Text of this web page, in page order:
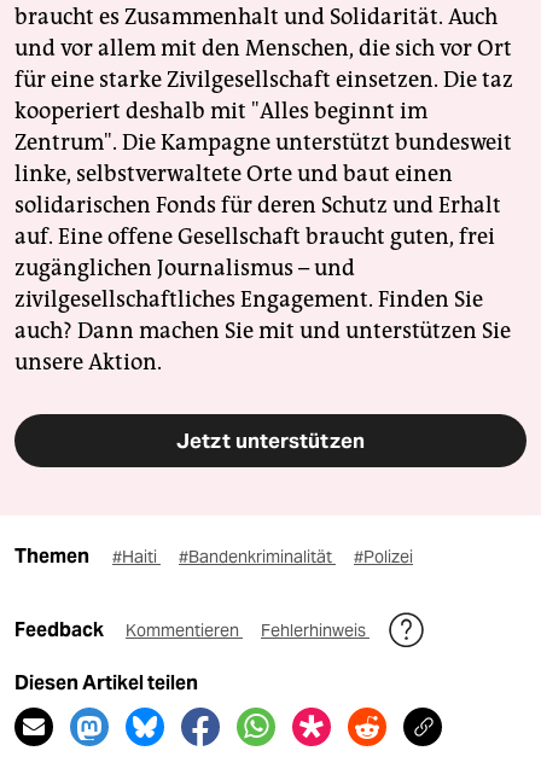
braucht es Zusammenhalt und Solidarität. Auch
und vor allem mit den Menschen, die sich vor Ort
für eine starke Zivilgesellschaft einsetzen. Die taz
kooperiert deshalb mit "Alles beginnt im
Zentrum". Die Kampagne unterstützt bundesweit
linke, selbstverwaltete Orte und baut einen
solidarischen Fonds für deren Schutz und Erhalt
auf. Eine offene Gesellschaft braucht guten, frei
zugänglichen Journalismus – und
zivilgesellschaftliches Engagement. Finden Sie
auch? Dann machen Sie mit und unterstützen Sie
unsere Aktion.
Jetzt unterstützen
Themen #Haiti #Bandenkriminalität #Polizei
Feedback Kommentieren Fehlerhinweis
Diesen Artikel teilen